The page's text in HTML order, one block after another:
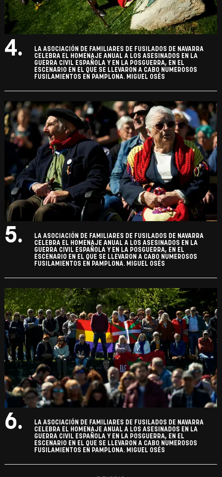
4.
LA ASOCIACIÓN DE FAMILIARES DE FUSILADOS DE NAVARRA
CELEBRA EL HOMENAJE ANUAL A LOS ASESINADOS EN LA
GUERRA CIVIL ESPAÑOLA Y EN LA POSGUERRA, EN EL
ESCENARIO EN EL QUE SE LLEVARON A CABO NUMEROSOS
FUSILAMIENTOS EN PAMPLONA. MIGUEL OSÉS
5.
LA ASOCIACIÓN DE FAMILIARES DE FUSILADOS DE NAVARRA
CELEBRA EL HOMENAJE ANUAL A LOS ASESINADOS EN LA
GUERRA CIVIL ESPAÑOLA Y EN LA POSGUERRA, EN EL
ESCENARIO EN EL QUE SE LLEVARON A CABO NUMEROSOS
FUSILAMIENTOS EN PAMPLONA. MIGUEL OSÉS
6.
LA ASOCIACIÓN DE FAMILIARES DE FUSILADOS DE NAVARRA
CELEBRA EL HOMENAJE ANUAL A LOS ASESINADOS EN LA
GUERRA CIVIL ESPAÑOLA Y EN LA POSGUERRA, EN EL
ESCENARIO EN EL QUE SE LLEVARON A CABO NUMEROSOS
FUSILAMIENTOS EN PAMPLONA. MIGUEL OSÉS